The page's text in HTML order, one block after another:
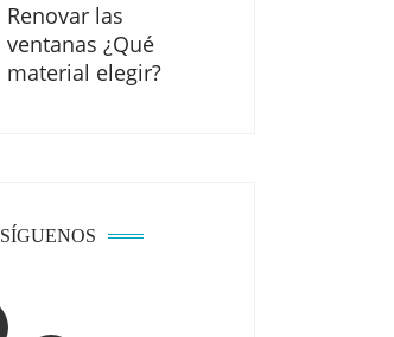
Renovar las
ventanas ¿Qué
material elegir?
SÍGUENOS